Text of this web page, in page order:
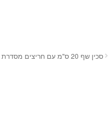
סכין שף 20 ס"מ עם חריצים מסדרת